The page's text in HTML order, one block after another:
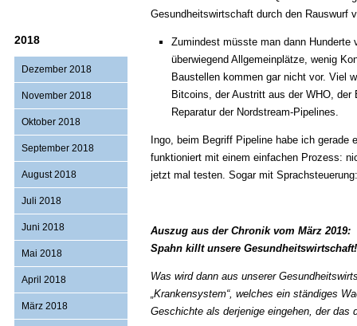
2018
Dezember 2018
November 2018
Oktober 2018
September 2018
August 2018
Juli 2018
Juni 2018
Mai 2018
April 2018
März 2018
Gesundheitswirtschaft durch den Rauswurf
Zumindest müsste man dann
überwiegend Allgemeinplätze, wenig
Baustellen kommen gar nicht vor. Viel
Bitcoins, der Austritt aus der WHO,
Reparatur der Nordstream-Pipelines.
Ingo, beim Begriff Pipeline habe ich
funktioniert mit einem einfachen Prozess:
jetzt mal testen. Sogar mit
Auszug aus der Chronik vom März 2019:
Spahn killt unsere Gesundheitswirtschaft!
Was wird dann aus unserer
„Krankensystem“, welches ein ständiges
Geschichte als derjenige eingehen, der